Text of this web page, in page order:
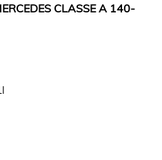
CLASSE A 140-